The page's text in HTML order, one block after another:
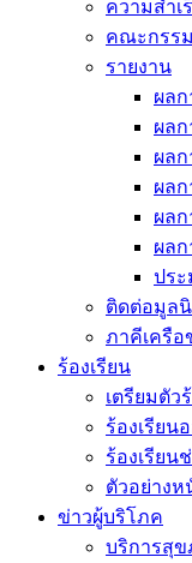
ความสำเ
คณะกรร
รายงาน
ผลก
ผลก
ผลก
ผลก
ผลก
ผลก
ประ
ติดต่อมูล
ภาคีเครือ
ร้องเรียน
เตรียมตัว
ร้องเรียน
ร้องเรียน
ตัวอย่าง
ข่าวผู้บริโภค
บริการสุข